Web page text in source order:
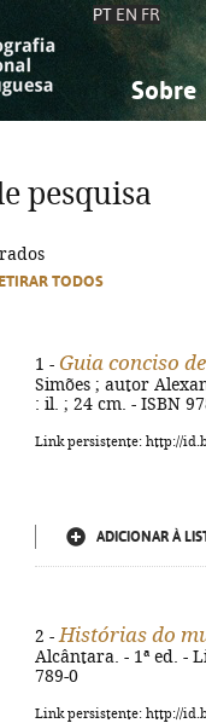
PT EN FR
Sobre
Ciências
Ciências
pesquisa
TODOS
1 - Guia conciso
Simões ; autor
: il. ; 24 cm. - ISBN
Link persistente: http://
ADICIONAR À
2 - Histórias do
Alcântara. - 1ª ed. -
789-0
Link persistente: http://